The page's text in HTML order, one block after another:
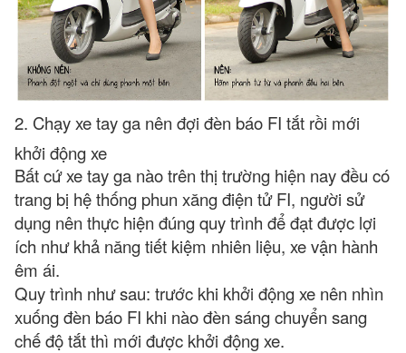
2. Chạy xe tay ga nên đợi đèn báo FI tắt rồi mới
khởi động xe
Bất cứ xe tay ga nào trên thị trường hiện nay đều có
trang bị hệ thống phun xăng điện tử FI, người sử
dụng nên thực hiện đúng quy trình để đạt được lợi
ích như khả năng tiết kiệm nhiên liệu, xe vận hành
êm ái.
Quy trình như sau: trước khi khởi động xe nên nhìn
xuống đèn báo FI khi nào đèn sáng chuyển sang
chế độ tắt thì mới được khởi động xe.